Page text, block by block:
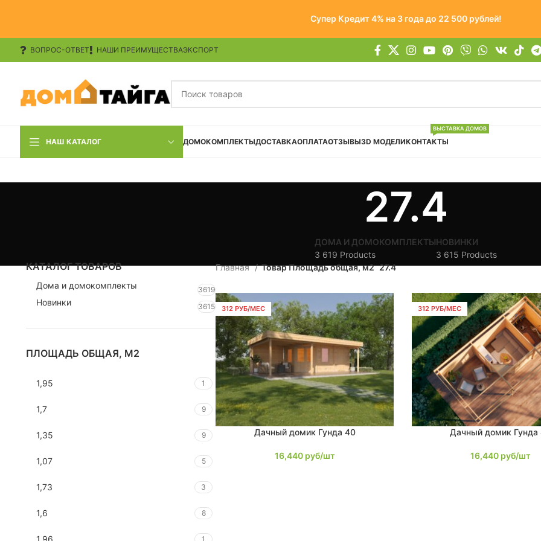
Супер Кредит 4% на 3 года до 22 500 рублей!
ВОПРОС-ОТВЕТ НАШИ ПРЕИМУЩЕСТВАЭКСПОРТ
НАШ КАТАЛОГ ДОМОКОМПЛЕКТЫДОСТАВКАОПЛАТАОТЗЫВЫ3D МОДЕЛИКОНТАКТЫ
ВЫСТАВКА ДОМОВ
27.4
ДОМА И ДОМОКОМПЛЕКТЫ
3 619 Products
НОВИНКИ
3 615 Products
КАТАЛОГ ТОВАРОВ
Дома и домокомплекты 3619
Новинки 3615
ПЛОЩАДЬ ОБЩАЯ, М2
1,95 1
1,7 9
1,35 9
1,07 5
1,73 3
1,6 8
1,96 1
Главная Товар Площадь общая, м2 27.4
312 РУБ/МЕС
В КОРЗИНУДачный домик Гунда 40
16,440 руб/шт
312 РУБ/МЕС
В КОРЗИНУДачный домик Гунда
16,440 руб/шт